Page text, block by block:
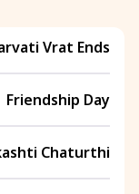
Vrat Ends
Friendship Day
Chaturthi